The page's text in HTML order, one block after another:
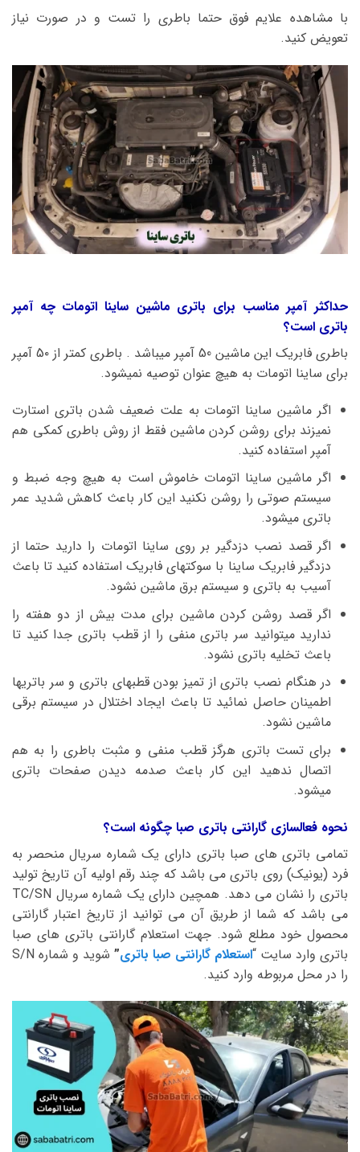
با مشاهده علایم فوق حتما باطری را تست و در صورت نیاز
تعویض کنید.
حداکثر آمپر مناسب برای باتری ماشین ساینا اتومات چه آمپر
باتری است؟
باطری فابریک این ماشین 50 آمپر میباشد . باطری کمتر از 5۰ آمپر
برای ساینا اتومات به هیچ عنوان توصیه نمیشود.
اگر ماشین ساینا اتومات به علت ضعیف شدن باتری استارت
نمیزند برای روشن کردن ماشین فقط از روش باطری کمکی هم
آمپر استفاده کنید.
اگر ماشین ساینا اتومات خاموش است به هیچ وجه ضبط و
سیستم صوتی را روشن نکنید این کار باعث کاهش شدید عمر
باتری میشود.
اگر قصد نصب دزدگیر بر روی ساینا اتومات را دارید حتما از
دزدگیر فابریک ساینا با سوکتهای فابریک استفاده کنید تا باعث
آسیب به باتری و سیستم برق ماشین نشود.
اگر قصد روشن کردن ماشین برای مدت بیش از دو هفته را
ندارید میتوانید سر باتری منفی را از قطب باتری جدا کنید تا
باعث تخلیه باتری نشود.
در هنگام نصب باتری از تمیز بودن قطبهای باتری و سر باتریها
اطمینان حاصل نمائید تا باعث ایجاد اختلال در سیستم برقی
ماشین نشود.
برای تست باتری هرگز قطب منفی و مثبت باطری را به هم
اتصال ندهید این کار باعث صدمه دیدن صفحات باتری
میشود.
نحوه فعالسازی گارانتی باتری صبا چگونه است؟
تمامی باتری های صبا باتری دارای یک شماره سریال منحصر به
فرد (یونیک) روی باتری می باشد که چند رقم اولیه آن تاریخ تولید
باتری را نشان می دهد. همچین دارای یک شماره سریال TC/SN
می باشد که شما از طریق آن می توانید از تاریخ اعتبار گارانتی
محصول خود مطلع شود. جهت استعلام گارانتی باتری های صبا
باتری وارد سایت “استعلام گارانتی صبا باتری”
شوید و شماره S/N
را در محل مربوطه وارد کنید.